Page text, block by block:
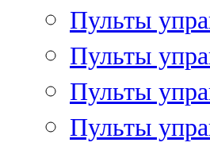
Пульты
Пульты
Пульты
Пульты